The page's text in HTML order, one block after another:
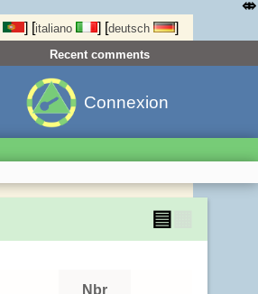
] [italiano ] [deutsch ]
Recent comments
Connexion
▤
Nbr
⤄